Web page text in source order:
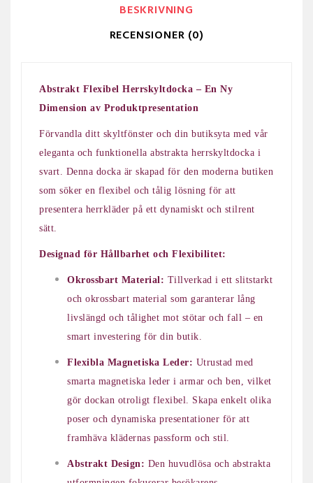
BESKRIVNING
RECENSIONER (0)
Abstrakt Flexibel Herrskyltdocka – En Ny
Dimension av Produktpresentation
Förvandla ditt skyltfönster och din butiksyta med vår
eleganta och funktionella abstrakta herrskyltdocka i
svart. Denna docka är skapad för den moderna butiken
som söker en flexibel och tålig lösning för att
presentera herrkläder på ett dynamiskt och stilrent
sätt.
Designad för Hållbarhet och Flexibilitet:
Okrossbart Material: Tillverkad i ett slitstarkt
och okrossbart material som garanterar lång
livslängd och tålighet mot stötar och fall – en
smart investering för din butik.
Flexibla Magnetiska Leder: Utrustad med
smarta magnetiska leder i armar och ben, vilket
gör dockan otroligt flexibel. Skapa enkelt olika
poser och dynamiska presentationer för att
framhäva klädernas passform och stil.
Abstrakt Design: Den huvudlösa och abstrakta